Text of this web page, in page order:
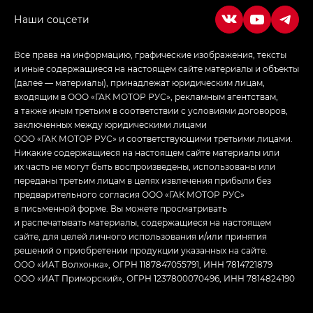
Все права на информацию, графические изображения, тексты
и иные содержащиеся на настоящем сайте материалы и объекты
(далее — материалы), принадлежат юридическим лицам,
входящим в ООО «ГАК МОТОР РУС», рекламным агентствам,
а также иным третьим в соответствии с условиями договоров,
заключенных между юридическими лицами
ООО «ГАК МОТОР РУС» и соответствующими третьими лицами.
Никакие содержащиеся на настоящем сайте материалы или
их часть не могут быть воспроизведены, использованы или
переданы третьим лицам в целях извлечения прибыли без
предварительного согласия ООО «ГАК МОТОР РУС»
в письменной форме. Вы можете просматривать
и распечатывать материалы, содержащиеся на настоящем
сайте, для целей личного использования и/или принятия
решений о приобретении продукции указанных на сайте.
ООО «ИАТ Волхонка», ОГРН 1187847055791, ИНН 7814721879
ООО «ИАТ Приморский», ОГРН 1237800070496, ИНН 7814824190